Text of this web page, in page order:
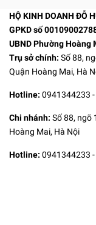
HỘ KINH DOANH ĐỖ
GPKD số
UBND Phường Hoàng
Trụ sở chính: Số 88,
Quận Hoàng Mai, Hà
Hotline: 0941344233 -
Chi nhánh: Số 88, ngõ
Hoàng Mai, Hà Nội
Hotline: 0941344233 -